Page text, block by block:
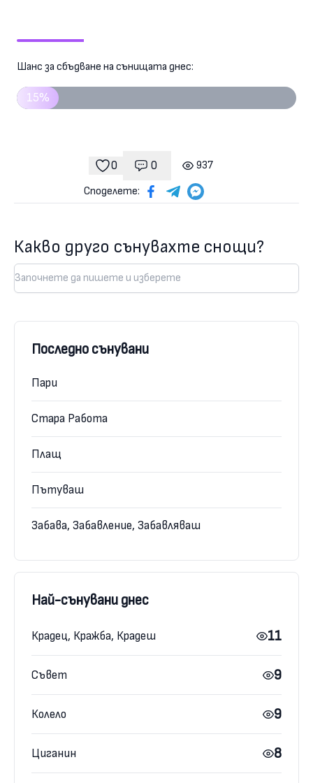
Шанс за сбъдване на сънищата днес:
15%
0
харесвания
0
Коментари
937
гледания
Споделете:
Какво друго сънувахте снощи?
Последно сънувани
Пари
Стара Работа
Плащ
Пътуваш
Забава, Забавление, Забавляваш
Най-сънувани днес
Крадец, Кражба, Крадеш 11
Съвет 9
Колело 9
Циганин 8